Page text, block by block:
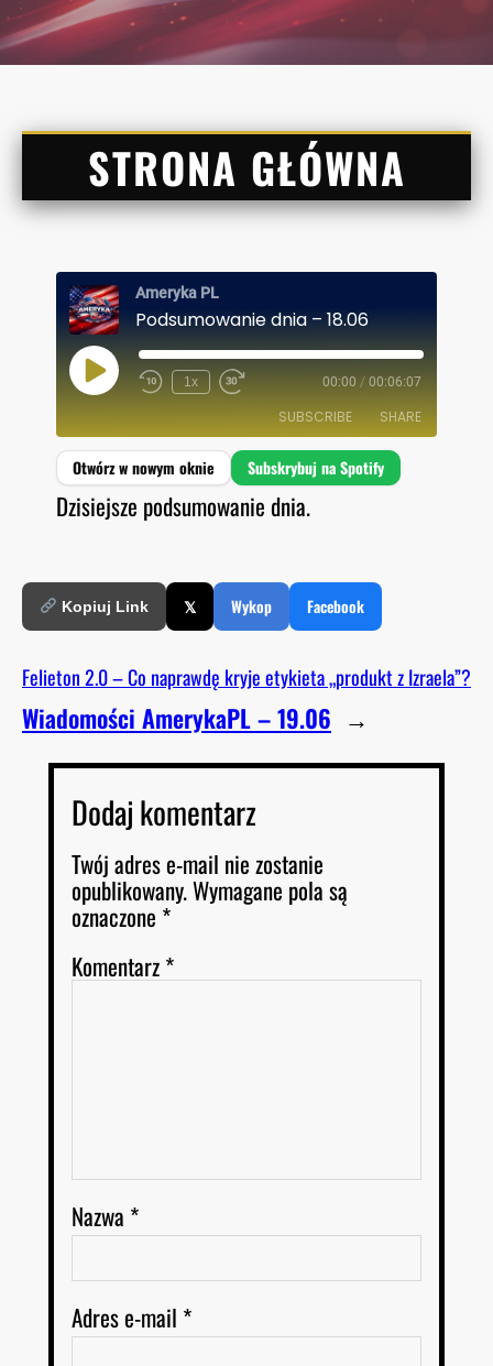
STRONA GŁÓWNA
Ameryka PL
Podsumowanie dnia – 18.06
P
L
P
I
O
1x 00:00 / 00:06:07
SUBSCRIBE SHARE
Spotify
RSS FEED
SHARE
Dzisiejsze podsumowanie dnia.
Kopiuj Link 𝕏 Wykop Facebook
Felieton 2.0 – Co naprawdę kryje etykieta „produkt z Izraela”?
Wiadomości AmerykaPL – 19.06 →
Dodaj komentarz
Twój adres e-mail nie zostanie
opublikowany.Wymagane pola są
oznaczone *
Komentarz*
Nazwa *
Adres e-mail *